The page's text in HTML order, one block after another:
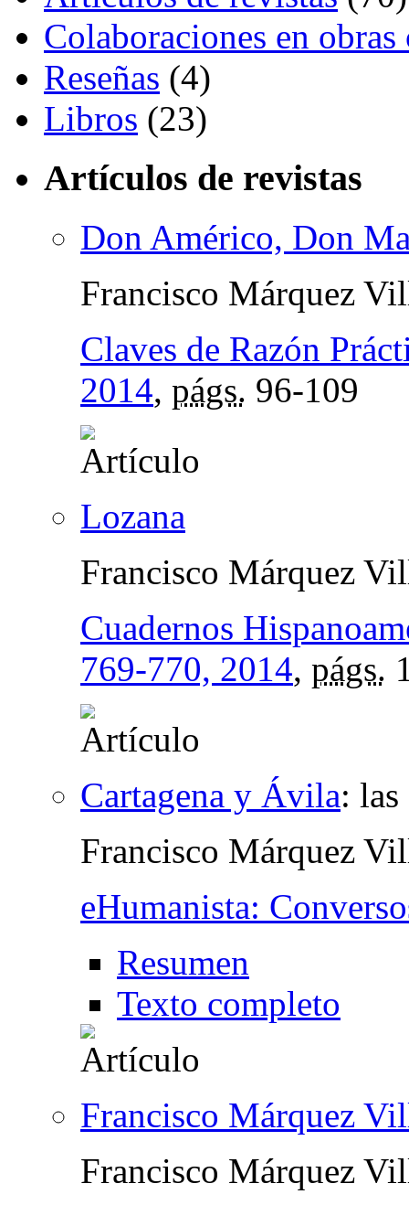
Colaboraciones en
Reseñas (4)
Libros (23)
Artículos de revistas
Don Américo, Don
Francisco Márquez
Claves de Razón
2014, págs. 96-109
Lozana
Francisco Márquez
Cuadernos
769-770, 2014, págs.
Cartagena y Ávila: las
Francisco Márquez
eHumanista:
Resumen
Texto completo
Francisco Márquez
Francisco Márquez